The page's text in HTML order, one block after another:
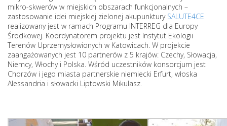
mikro-skwerów w miejskich obszarach funkcjonalnych –
zastosowanie idei miejskiej zielonej akupunktury SALUTE4CE
realizowany jest w ramach Programu INTERREG dla Europy
Środkowej. Koordynatorem projektu jest Instytut Ekologii
Terenów Uprzemysłowionych w Katowicach. W projekcie
zaangażowanych jest 10 partnerów z 5 krajów: Czechy, Słowacja,
Niemcy, Włochy i Polska. Wśród uczestników konsorcjum jest
Chorzów i jego miasta partnerskie niemiecki Erfurt, włoska
Alessandria i słowacki Liptowski Mikulasz.